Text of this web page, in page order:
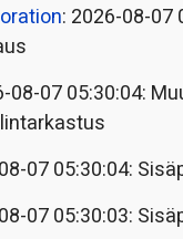
: 2026-08-07
08-07 05:30:04:
07 05:30:04:
07 05:30:03: